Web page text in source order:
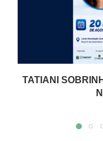
TATIANI